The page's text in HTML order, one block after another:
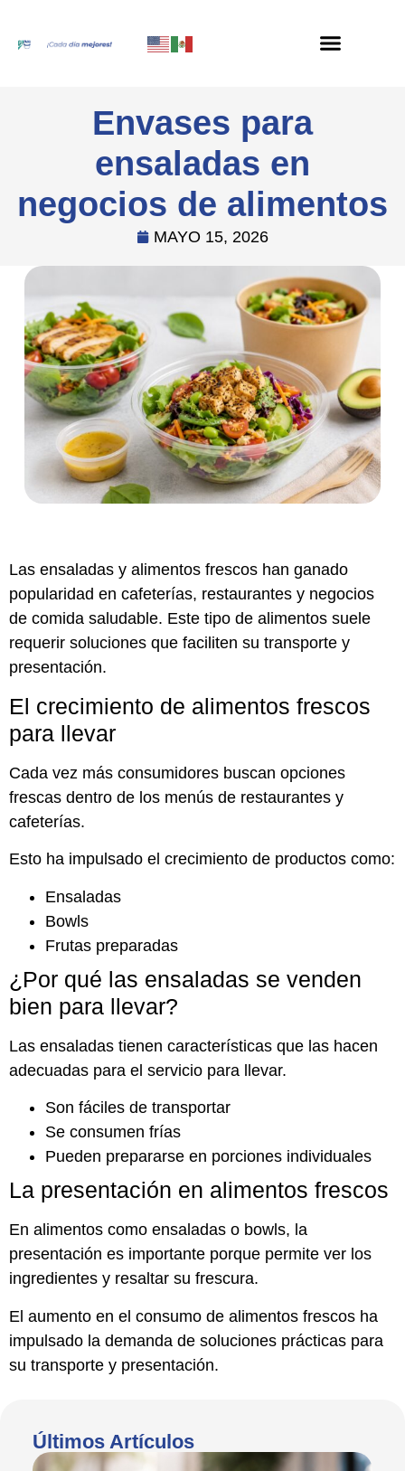
Envases para
ensaladas en
negocios de alimentos
MAYO 15, 2026
Últimos Artículos
Las ensaladas y alimentos frescos han ganado
popularidad en cafeterías, restaurantes y negocios
de comida saludable. Este tipo de alimentos suele
requerir soluciones que faciliten su transporte y
presentación.
El crecimiento de alimentos frescos
para llevar
Cada vez más consumidores buscan opciones
frescas dentro de los menús de restaurantes y
cafeterías.
Esto ha impulsado el crecimiento de productos como:
Ensaladas
Bowls
Frutas preparadas
¿Por qué las ensaladas se venden
bien para llevar?
Las ensaladas tienen características que las hacen
adecuadas para el servicio para llevar.
Son fáciles de transportar
Se consumen frías
Pueden prepararse en porciones individuales
La presentación en alimentos frescos
En alimentos como ensaladas o bowls, la
presentación es importante porque permite ver los
ingredientes y resaltar su frescura.
El aumento en el consumo de alimentos frescos ha
impulsado la demanda de soluciones prácticas para
su transporte y presentación.